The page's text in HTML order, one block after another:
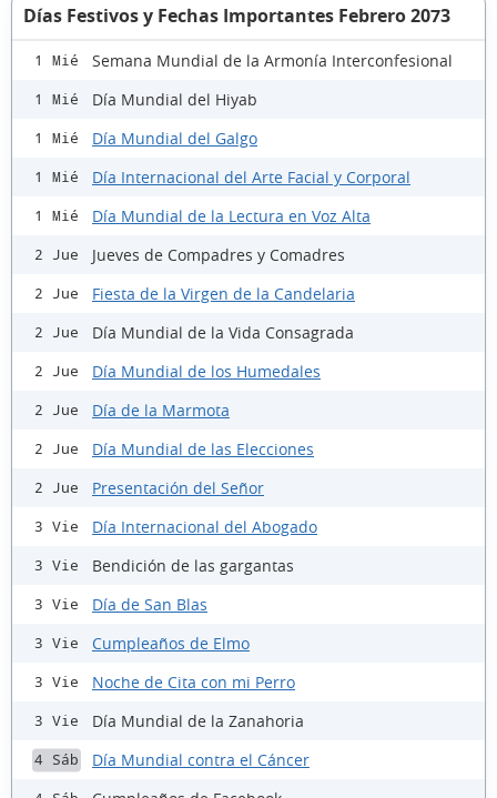
Días Festivos y Fechas Importantes Febrero 2073
1 Mié Semana Mundial de la Armonía Interconfesional
1 Mié Día Mundial del Hiyab
1 Mié Día Mundial del Galgo
1 Mié Día Internacional del Arte Facial y Corporal
1 Mié Día Mundial de la Lectura en Voz Alta
2 Jue Jueves de Compadres y Comadres
2 Jue Fiesta de la Virgen de la Candelaria
2 Jue Día Mundial de la Vida Consagrada
2 Jue Día Mundial de los Humedales
2 Jue Día de la Marmota
2 Jue Día Mundial de las Elecciones
2 Jue Presentación del Señor
3 Vie Día Internacional del Abogado
3 Vie Bendición de las gargantas
3 Vie Día de San Blas
3 Vie Cumpleaños de Elmo
3 Vie Noche de Cita con mi Perro
3 Vie Día Mundial de la Zanahoria
4 Sáb Día Mundial contra el Cáncer